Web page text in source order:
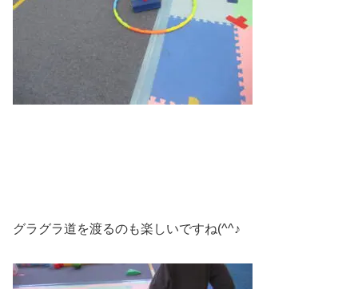
グラグラ道を渡るのも楽しいですね(^^♪